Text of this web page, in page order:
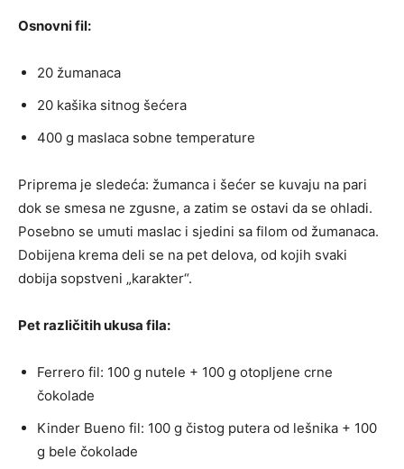
Osnovni fil:
20 žumanaca
20 kašika sitnog šećera
400 g maslaca sobne temperature
Priprema je sledeća: žumanca i šećer se kuvaju na pari
dok se smesa ne zgusne, a zatim se ostavi da se ohladi.
Posebno se umuti maslac i sjedini sa filom od žumanaca.
Dobijena krema deli se na pet delova, od kojih svaki
dobija sopstveni „karakter“.
Pet različitih ukusa fila:
Ferrero fil: 100 g nutele + 100 g otopljene crne
čokolade
Kinder Bueno fil: 100 g čistog putera od lešnika + 100
g bele čokolade